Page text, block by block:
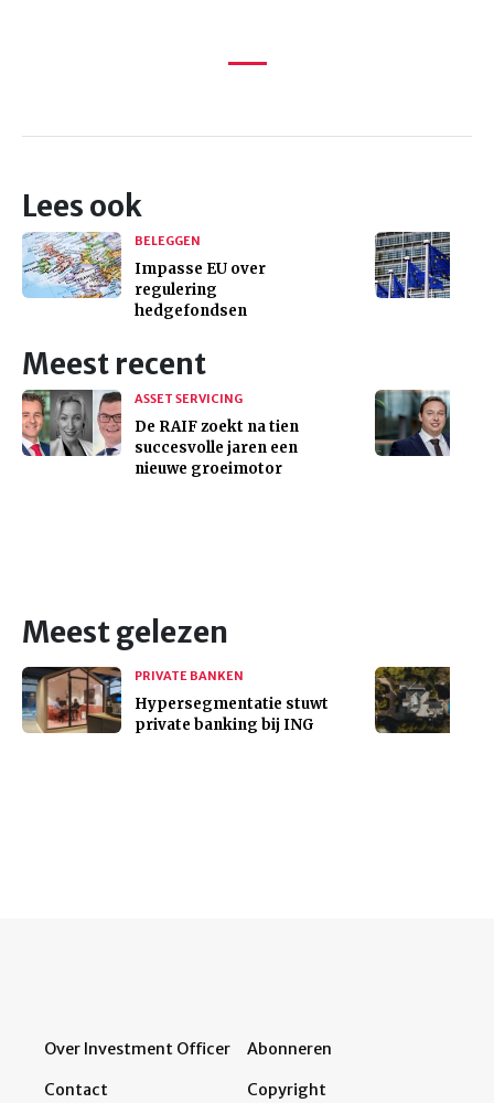
Lees ook
BELEGGEN
Impasse EU over
regulering
hedgefondsen
Meest recent
ASSET SERVICING
De RAIF zoekt na tien
succesvolle jaren een
nieuwe groeimotor
Meest gelezen
PRIVATE BANKEN
Hypersegmentatie stuwt
private banking bij ING
Over Investment Officer
Contact
Abonneren
Copyright